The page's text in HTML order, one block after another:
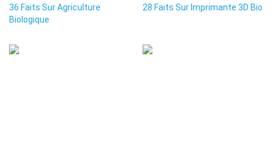
36 Faits Sur Agriculture
Biologique
28 Faits Sur Imprimante 3D Bio